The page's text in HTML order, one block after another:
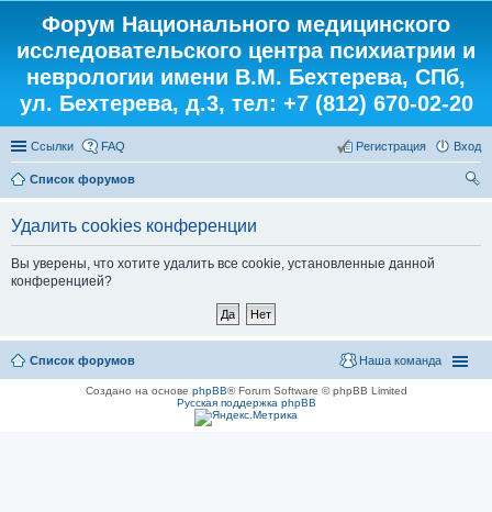
Форум Национального медицинского
исследовательского центра психиатрии и
неврологии имени В.М. Бехтерева, СПб,
ул. Бехтерева, д.3, тел: +7 (812) 670-02-20
Ссылки FAQ Вход
Регистрация
Список форумов
Удалить cookies конференции
Вы уверены, что хотите удалить все cookie, установленные данной
конференцией?
Список форумов Наша команда
Создано на основе phpBB® Forum Software © phpBB Limited
Русская поддержка phpBB